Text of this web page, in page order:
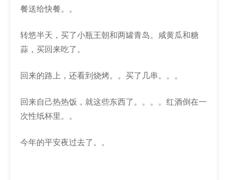
餐送给快餐。。
转悠半天，买了小瓶王朝和两罐青岛。咸黄瓜和糖
蒜，买回来吃了。
回来的路上，还看到烧烤。。买了几串。。。
回来自己热热饭，就这些东西了。。。。红酒倒在一
次性纸杯里。。
今年的平安夜过去了。。